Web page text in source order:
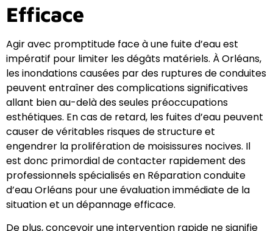
Efficace
Agir avec promptitude face à une fuite d’eau est
impératif pour limiter les dégâts matériels. À Orléans,
les inondations causées par des ruptures de conduites
peuvent entraîner des complications significatives
allant bien au-delà des seules préoccupations
esthétiques. En cas de retard, les fuites d’eau peuvent
causer de véritables risques de structure et
engendrer la prolifération de moisissures nocives. Il
est donc primordial de contacter rapidement des
professionnels spécialisés en Réparation conduite
d’eau Orléans pour une évaluation immédiate de la
situation et un dépannage efficace.
De plus, concevoir une intervention rapide ne signifie